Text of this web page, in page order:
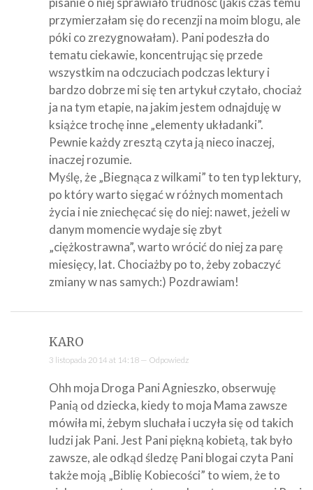
przymierzałam się do recenzji na moim blogu, ale
póki co zrezygnowałam). Pani podeszła do
tematu ciekawie, koncentrując się przede
wszystkim na odczuciach podczas lektury i
bardzo dobrze mi się ten artykuł czytało, chociaż
ja na tym etapie, na jakim jestem odnajduję w
książce trochę inne „elementy układanki”.
Pewnie każdy zresztą czyta ją nieco inaczej,
inaczej rozumie.
Myślę, że „Biegnąca z wilkami” to ten typ lektury,
po który warto sięgać w różnych momentach
życia i nie zniechęcać się do niej: nawet, jeżeli w
danym momencie wydaje się zbyt
„ciężkostrawna”, warto wrócić do niej za parę
miesięcy, lat. Chociażby po to, żeby zobaczyć
zmiany w nas samych:) Pozdrawiam!
KARO
3 listopada 2014 at 14:18 — Odpowiedz
Ohh moja Droga Pani Agnieszko, obserwuję
Panią od dziecka, kiedy to moja Mama zawsze
mówiła mi, żebym sluchała i uczyła się od takich
ludzi jak Pani. Jest Pani piękną kobietą, tak było
zawsze, ale odkąd śledzę Pani blogai czyta Pani
także moją „Biblię Kobiecości” to wiem, że to